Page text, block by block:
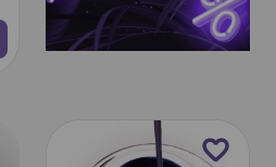
favorite_border